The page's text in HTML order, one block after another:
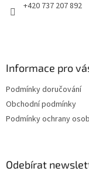
+420 737 207 892
Informace pro
Podmínky doručování
Obchodní podmínky
Podmínky ochrany
Odebírat